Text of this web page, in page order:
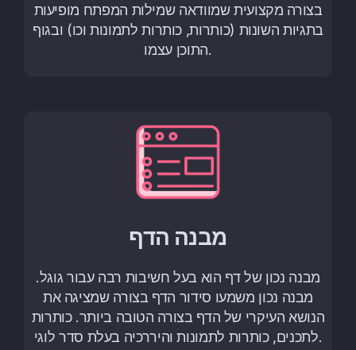
בצורה מקצועית שמוודאה שמילות המפתח מופיעות
בתגיות השונות (כותרות, כותרות לתמונות וכו) ובגוף
התוכן עצמו.
מבנה הדף
מבנה נכון של דף הוא בעל חשיבות רבה עבור גוגל.
מבנה נכון משמעו סידור הדף בצורה שמציגה את
הנושא העיקרי של הדף בצורה הטובה ביותר. כותרות
לתכנים, כותרות לתמונות והיררכיה בעלת סדר לוגי.